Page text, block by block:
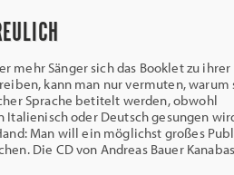
mehr Sänger sich das Booklet zu
kann man nur vermuten, warum
Sprache betitelt werden, obwohl
Italienisch oder Deutsch gesungen
Man will ein möglichst großes
Die CD von Andreas Bauer